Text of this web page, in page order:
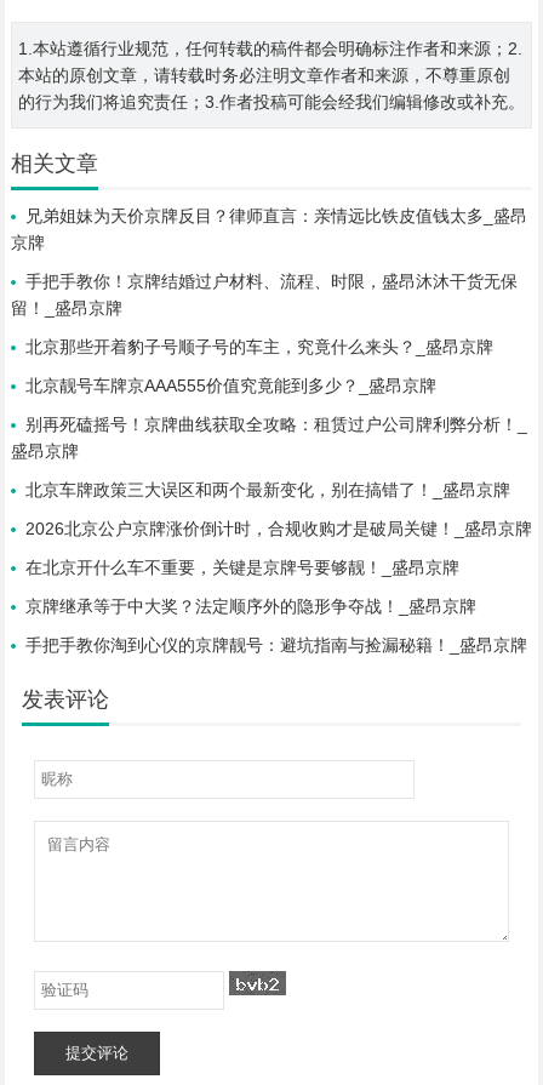
1.本站遵循行业规范，任何转载的稿件都会明确标注作者和来源；2.
本站的原创文章，请转载时务必注明文章作者和来源，不尊重原创
的行为我们将追究责任；3.作者投稿可能会经我们编辑修改或补充。
相关文章
兄弟姐妹为天价京牌反目？律师直言：亲情远比铁皮值钱太多_盛昂
京牌
手把手教你！京牌结婚过户材料、流程、时限，盛昂沐沐干货无保
留！_盛昂京牌
北京那些开着豹子号顺子号的车主，究竟什么来头？_盛昂京牌
北京靓号车牌京AAA555价值究竟能到多少？_盛昂京牌
别再死磕摇号！京牌曲线获取全攻略：租赁过户公司牌利弊分析！_
盛昂京牌
北京车牌政策三大误区和两个最新变化，别在搞错了！_盛昂京牌
2026北京公户京牌涨价倒计时，合规收购才是破局关键！_盛昂京牌
在北京开什么车不重要，关键是京牌号要够靓！_盛昂京牌
京牌继承等于中大奖？法定顺序外的隐形争夺战！_盛昂京牌
手把手教你淘到心仪的京牌靓号：避坑指南与捡漏秘籍！_盛昂京牌
发表评论
提交评论